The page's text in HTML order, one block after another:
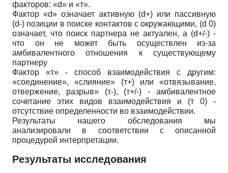
факторов: «d» и «т».
Фактор «d» означает активную (d+) или пассивную
(d-) позиции в поиске контактов с окружающими, (d 0)
означает, что поиск партнера не актуален, а (d+/-) -
что он не может быть осуществлен из-за
амбивалентного отношения к существующему
партнеру
Фактор «т» - способ взаимодействия с другим:
«соединение», «слияние» (т+) или «отвязывание,
отвержение, разрыв» (т-), (т+/-) - амбивалентное
сочетание этих видов взаимодействия и (т 0) -
отсутствие определенности во взаимодействии.
Результаты нашего обследования мы
анализировали в соответствии с описанной
процедурой интерпретации.
Результаты исследования